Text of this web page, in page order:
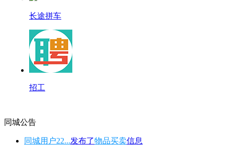
长途拼车
招工
同城公告
同城用户22...发布了物品买卖信息